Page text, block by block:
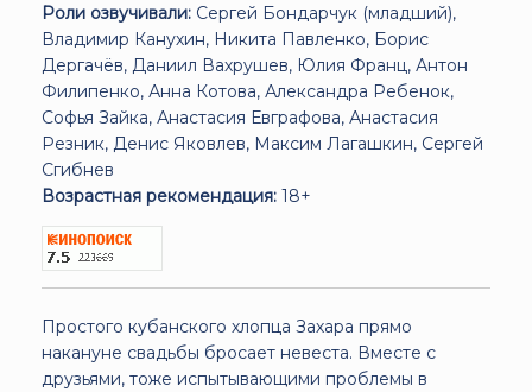
Роли озвучивали: Сергей Бондарчук (младший),
Владимир Канухин, Никита Павленко, Борис
Дергачёв, Даниил Вахрушев, Юлия Франц, Антон
Филипенко, Анна Котова, Александра Ребенок,
Софья Зайка, Анастасия Евграфова, Анастасия
Резник, Денис Яковлев, Максим Лагашкин, Сергей
Сгибнев
Возрастная рекомендация: 18+
Простого кубанского хлопца Захара прямо
накануне свадьбы бросает невеста. Вместе с
друзьями, тоже испытывающими проблемы в